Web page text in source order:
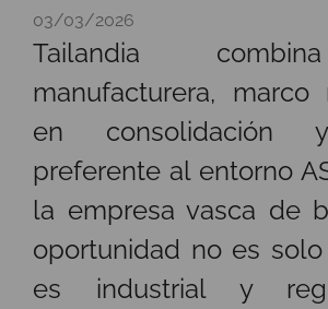
03/03/2026
Tailandia
manufacturera, marco
en consolidación
preferente al entorno
la empresa vasca de
oportunidad no es solo
es industrial y